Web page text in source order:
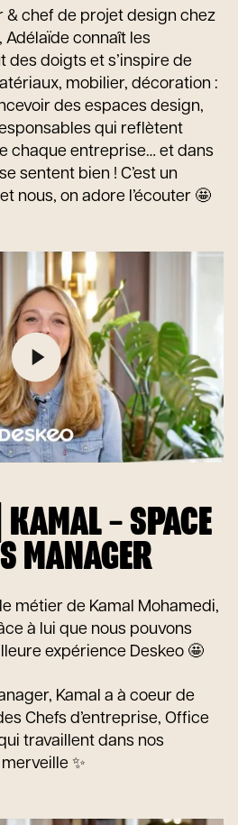
& chef de projet design chez
Adélaïde connaît les
des doigts et s’inspire de
mobilier, décoration :
des espaces design,
qui reflètent
chaque entreprise… et dans
sentent bien ! C’est un
nous, on adore l’écouter 🤩
KAMAL – SPACE
MANAGER
métier de Kamal Mohamedi,
à lui que nous pouvons
expérience Deskeo 🤩
Kamal a à coeur de
Chefs d’entreprise, Office
travaillent dans nos
✨